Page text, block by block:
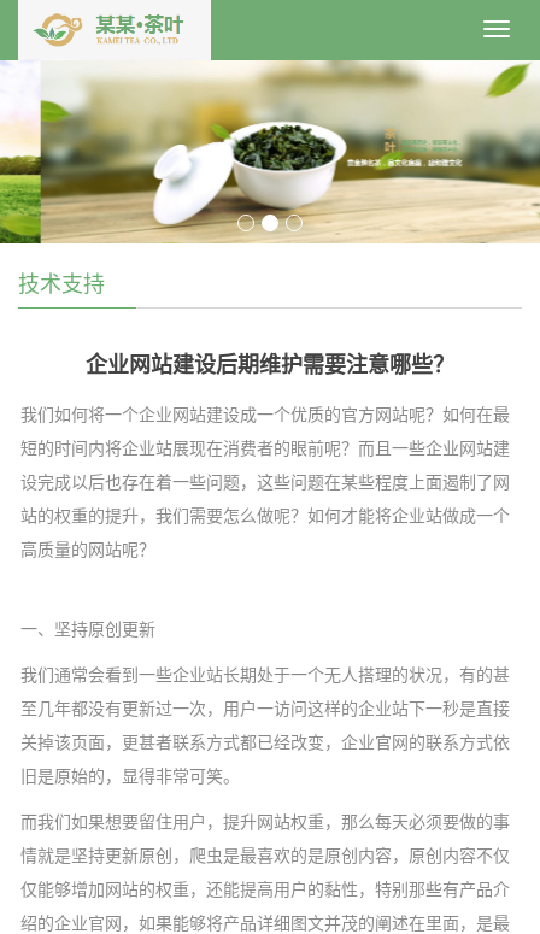
技术支持
企业网站建设后期维护需要注意哪些？
我们如何将一个企业网站建设成一个优质的官方网站呢？如何在最
短的时间内将企业站展现在消费者的眼前呢？而且一些企业网站建
设完成以后也存在着一些问题，这些问题在某些程度上面遏制了网
站的权重的提升，我们需要怎么做呢？如何才能将企业站做成一个
高质量的网站呢？
一、坚持原创更新
我们通常会看到一些企业站长期处于一个无人搭理的状况，有的甚
至几年都没有更新过一次，用户一访问这样的企业站下一秒是直接
关掉该页面，更甚者联系方式都已经改变，企业官网的联系方式依
旧是原始的，显得非常可笑。
而我们如果想要留住用户，提升网站权重，那么每天必须要做的事
情就是坚持更新原创，爬虫是最喜欢的是原创内容，原创内容不仅
仅能够增加网站的权重，还能提高用户的黏性，特别那些有产品介
绍的企业官网，如果能够将产品详细图文并茂的阐述在里面，是最